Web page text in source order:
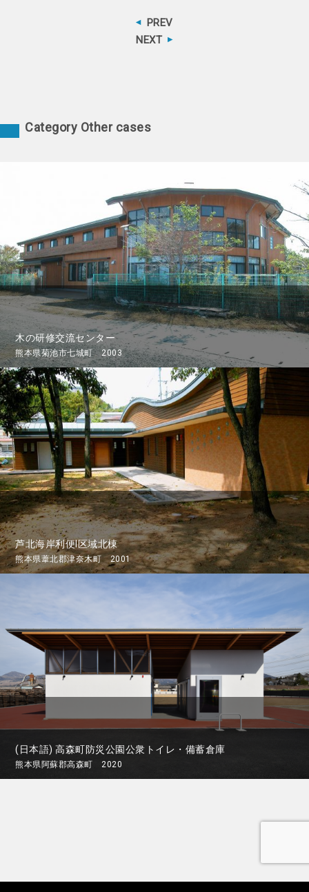
PREV
NEXT
Category Other cases
木の研修交流センター
熊本県菊池市七城町 2003
芦北海岸利便I区域北棟
熊本県葦北郡津奈木町 2001
(日本語) 高森町防災公園公衆トイレ・備蓄倉庫
熊本県阿蘇郡高森町 2020